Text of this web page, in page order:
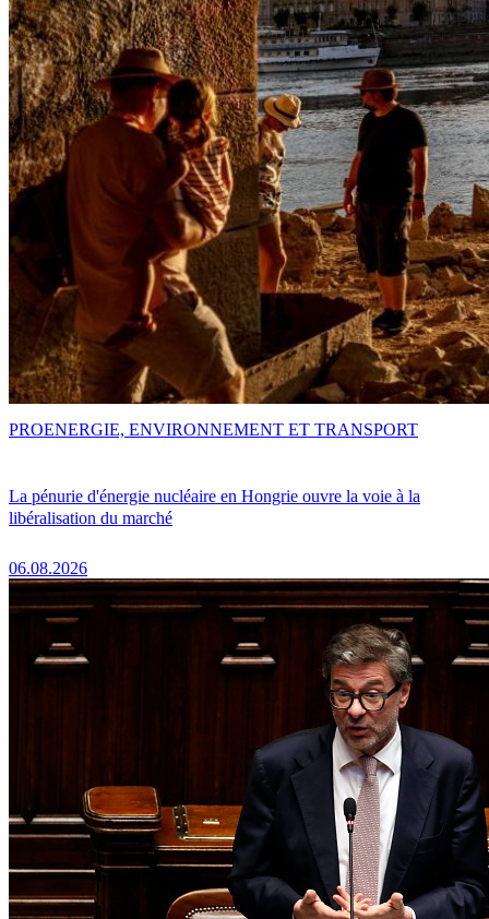
La pénurie d'énergie nucléaire en Hongrie ouvre la voie à la
libéralisation du marché
06.08.2026
PROENERGIE, ENVIRONNEMENT ET TRANSPORT